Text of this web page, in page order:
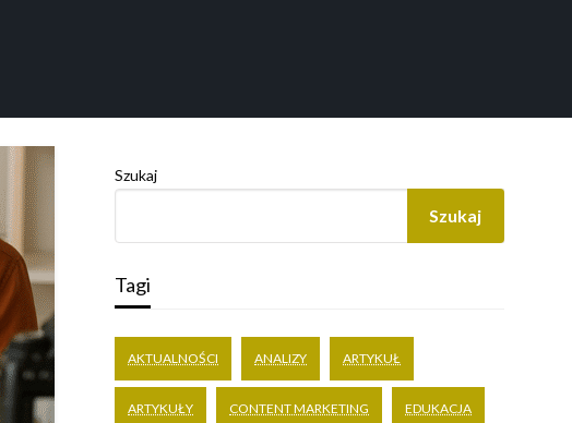
Szukaj
Szukaj
Tagi
AKTUALNOŚCI ANALIZY ARTYKUŁ
ARTYKUŁY CONTENT MARKETING EDUKACJA